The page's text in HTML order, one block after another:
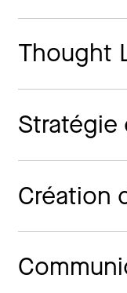
Thought
Création